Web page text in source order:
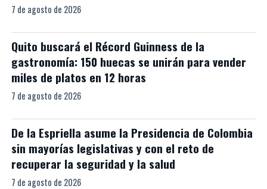
7 de agosto de 2026
Quito buscará el Récord Guinness de la
gastronomía: 150 huecas se unirán para vender
miles de platos en 12 horas
7 de agosto de 2026
De la Espriella asume la Presidencia de Colombia
sin mayorías legislativas y con el reto de
recuperar la seguridad y la salud
7 de agosto de 2026